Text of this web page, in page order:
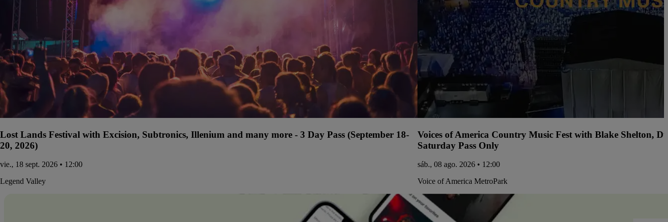
Lost Lands Festival with Excision, Subtronics, Illenium and many more - 3 Day Pass (September 18-
20, 2026)
vie., 18 sept. 2026 • 12:00
Legend Valley
Voices of America Country Music Fest with Blake Shelton,
Saturday Pass Only
sáb., 08 ago. 2026 • 12:00
Voice of America MetroPark